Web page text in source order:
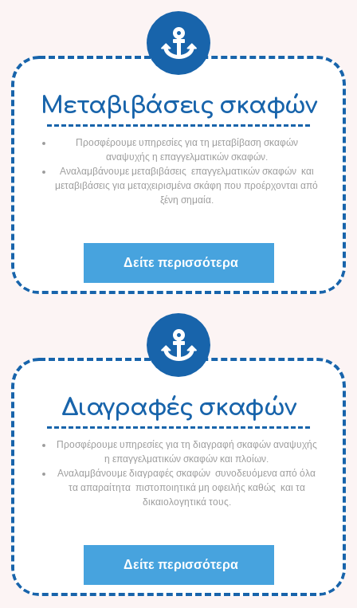
Μεταβιβάσεις σκαφών
Προσφέρουμε υπηρεσίες για τη μεταβίβαση σκαφών
αναψυχής η επαγγελματικών σκαφών.
Αναλαμβάνουμε μεταβιβάσεις επαγγελματικών σκαφών και
μεταβιβάσεις για μεταχειρισμένα σκάφη που προέρχονται από
ξένη σημαία.
Δείτε περισσότερα
Διαγραφές σκαφών
Προσφέρουμε υπηρεσίες για τη διαγραφή σκαφών αναψυχής
η επαγγελματικών σκαφών και πλοίων.
Αναλαμβάνουμε διαγραφές σκαφών συνοδευόμενα από όλα
τα απαραίτητα πιστοποιητικά μη οφειλής καθώς και τα
δικαιολογητικά τους.
Δείτε περισσότερα